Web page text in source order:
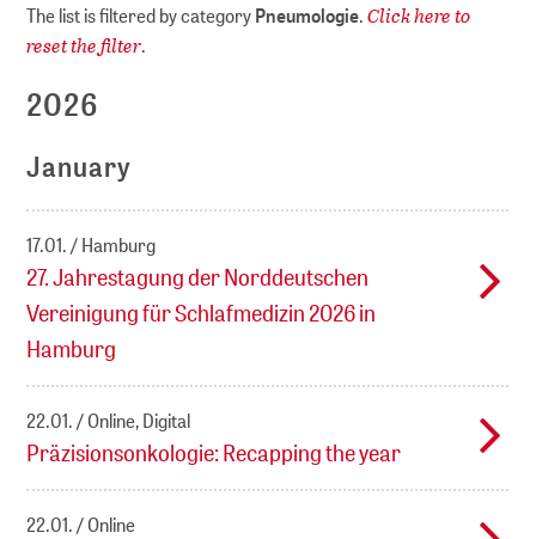
The list is filtered by categoryPneumologie.Click here to
reset the filter.
2026
January
17.01. Hamburg
27. Jahrestagung der Norddeutschen
Vereinigung für Schlafmedizin 2026 in
Hamburg
22.01. Online, Digital
Präzisionsonkologie: Recapping the year
22.01. Online